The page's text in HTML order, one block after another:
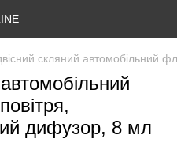
скляний автомобільний
дифузор, 8 мл